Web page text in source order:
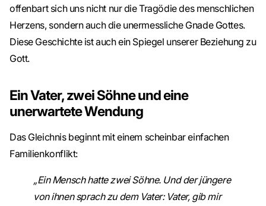
offenbart sich uns nicht nur die Tragödie des menschlichen
Herzens, sondern auch die unermessliche Gnade Gottes.
Diese Geschichte ist auch ein Spiegel unserer Beziehung zu
Gott.
Ein Vater, zwei Söhne und eine
unerwartete Wendung
Das Gleichnis beginnt mit einem scheinbar einfachen
Familienkonflikt:
„Ein Mensch hatte zwei Söhne. Und der jüngere
von ihnen sprach zu dem Vater: Vater, gib mir